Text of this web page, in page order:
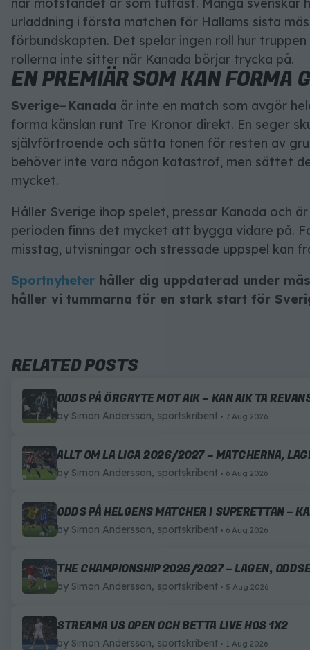
urladdning i första matchen för Hallams sista
förbundskapten. Det spelar ingen roll hur
rollerna inte sitter när Kanada börjar trycka på.
EN PREMIÄR SOM KAN FORMA
Sverige–Kanada är inte en match som avgör
forma känslan runt Tre Kronor direkt. En seger
självförtroende och sätta tonen för resten av
behöver inte vara någon katastrof, men sättet
mycket.
Håller Sverige ihop spelet, pressar Kanada och
perioden finns det mycket att bygga vidare på.
misstag, utvisningar och stressade uppspel kan
Sportnyheter håller dig uppdaterad under
håller vi tummarna för en stark start för
RELATED POSTS
ODDS PÅ ÖRGRYTE MOT AIK – KAN AIK TA
by Simon Andersson, sportskribent 7 Aug 2026
ALLT OM LA LIGA 2026/2027 – MATCHERNA,
by Simon Andersson, sportskribent 6 Aug 2026
ODDS PÅ HELGENS MATCHER I SUPERETTAN –
by Simon Andersson, sportskribent 6 Aug 2026
THE CHAMPIONSHIP 2026/2027 – LAGEN,
by Simon Andersson, sportskribent 5 Aug 2026
STREAMA US OPEN OCH BETTA LIVE HOS 1X2
by Simon Andersson, sportskribent 1 Aug 2026